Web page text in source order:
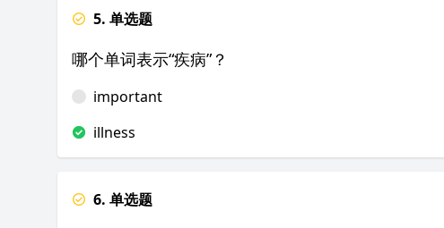
5. 单选题
哪个单词表示“疾病”？
important
illness
6. 单选题